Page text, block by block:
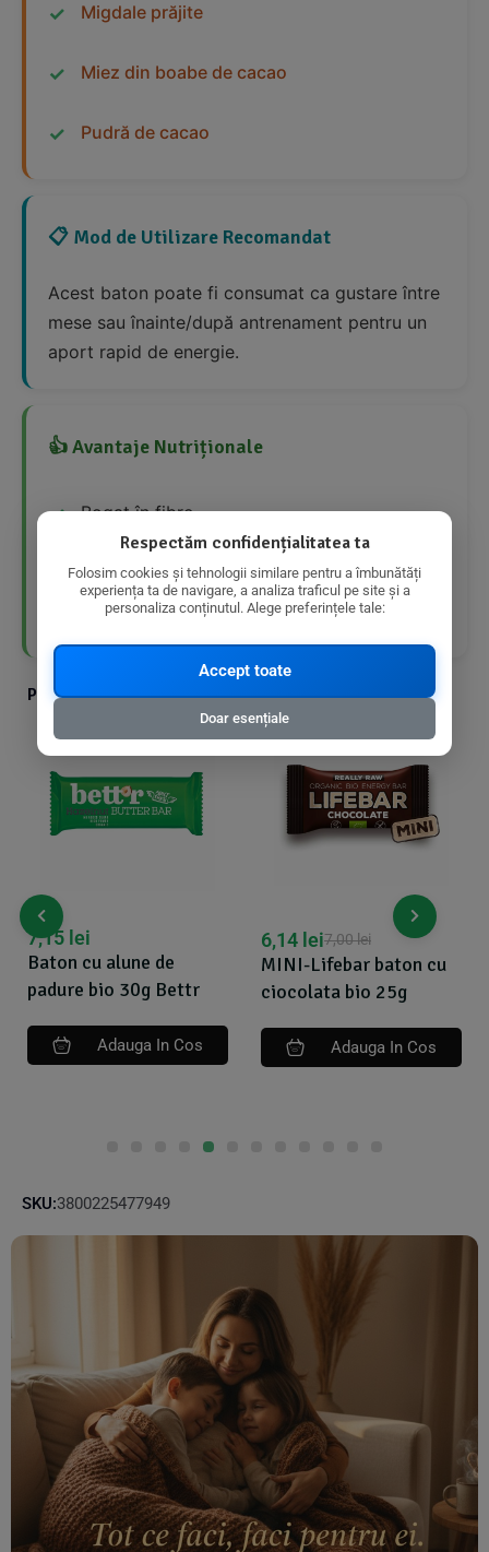
Migdale prăjite
Miez din boabe de cacao
Pudră de cacao
📋 Mod de Utilizare Recomandat
Acest baton poate fi consumat ca gustare între
mese sau înainte/după antrenament pentru un
aport rapid de energie.
👍 Avantaje Nutriționale
Bogat în fibre
Conține proteine
Ingrediente organice
Produse din aceeasi categorie cu produsul ales
Baton cu alune de
padure bio 30g Bettr
7,15 lei
Adauga In Cos
MINI-Lifebar baton cu
ciocolata bio 25g
7,00lei
6,14 lei
Adauga In Cos
SKU:3800225477949
Respectăm confidențialitatea ta
Folosim cookies și tehnologii similare pentru a îmbunătăți
experiența ta de navigare, a analiza traficul pe site și a
personaliza conținutul. Alege preferințele tale:
Accept toate
Doar esențiale